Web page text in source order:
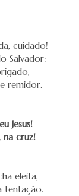
cuidado!
Salvador:
remidor.
Jesus!
na cruz!
eleita,
tentação.